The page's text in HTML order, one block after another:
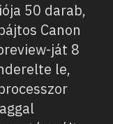
50 darab,
Canon
ját 8
le,